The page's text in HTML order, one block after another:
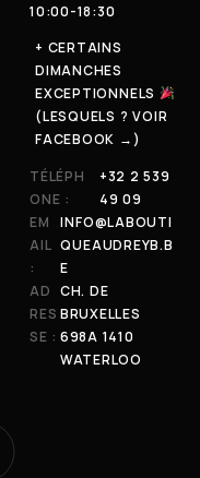
10:00-18:30
+ CERTAINS
DIMANCHES
EXCEPTIONNELS
(LESQUELS ? VOIR
FACEBOOK →)
TÉLÉPH
ONE :
+32 2 539
49 09
EM
AIL
:
INFO@LABOUTI
QUEAUDREYB.B
E
AD
RES
SE :
CH. DE
BRUXELLES
698A 1410
WATERLOO